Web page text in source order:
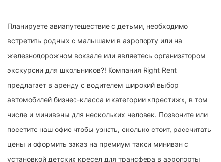
Планируете авиапутешествие с детьми, необходимо
встретить родных с малышами в аэропорту или на
железнодорожном вокзале или являетесь организатором
экскурсии для школьников?! Компания Right Rent
предлагает в аренду с водителем широкий выбор
автомобилей бизнес-класса и категории «престиж», в том
числе и минивэны для нескольких человек. Позвоните или
посетите наш офис чтобы узнать, сколько стоит, рассчитать
цены и оформить заказ на премиум такси минивэн с
установкой детских кресел для трансфера в аэропорты